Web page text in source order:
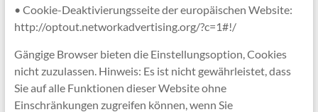
• Cookie-Deaktivierungsseite der europäischen Website:
http://optout.networkadvertising.org/?c=1#!/
Gängige Browser bieten die Einstellungsoption, Cookies
nicht zuzulassen. Hinweis: Es ist nicht gewährleistet, dass
Sie auf alle Funktionen dieser Website ohne
Einschränkungen zugreifen können, wenn Sie